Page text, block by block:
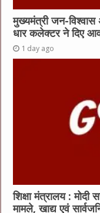
मुख्यमंत्री जन-विश्वास
धार कलेक्टर ने दिए
1 day ago
शिक्षा मंत्रालय : मोदी
मामले, खाद्य एवं